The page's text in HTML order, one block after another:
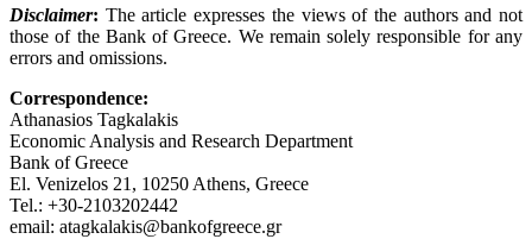
Disclaimer: The article expresses the views of the authors and not
those of the Bank of Greece. We remain solely responsible for any
errors and omissions.
Correspondence:
Athanasios Tagkalakis
Economic Analysis and Research Department
Bank of Greece
El. Venizelos 21, 10250 Athens, Greece
Tel.: +30-2103202442
email: atagkalakis@bankofgreece.gr